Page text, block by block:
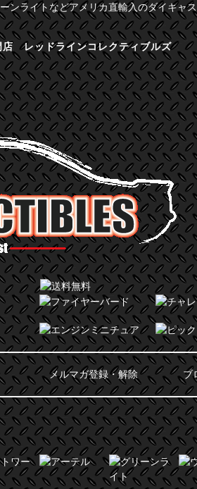
ライトなどアメリカ直輸入のダイキャ
店 レッドラインコレクティブルズ
メルマガ登録・解除 ブ